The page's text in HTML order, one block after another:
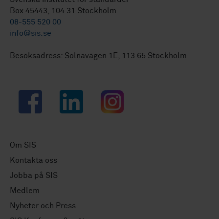
Box 45443, 104 31 Stockholm
08-555 520 00
info@sis.se
Besöksadress: Solnavägen 1E, 113 65 Stockholm
Facebook LinkedIn Instagram
Om SIS
Kontakta oss
Jobba på SIS
Medlem
Nyheter och Press